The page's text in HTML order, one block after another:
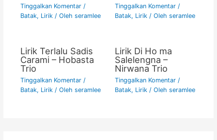
Tinggalkan Komentar /
Batak, Lirik/ Oleh seramlee
Tinggalkan Komentar /
Batak, Lirik/ Oleh seramlee
Lirik Terlalu Sadis
Carami – Hobasta
Trio
Tinggalkan Komentar /
Batak, Lirik/ Oleh seramlee
Lirik Di Ho ma
Salelengna –
Nirwana Trio
Tinggalkan Komentar /
Batak, Lirik/ Oleh seramlee